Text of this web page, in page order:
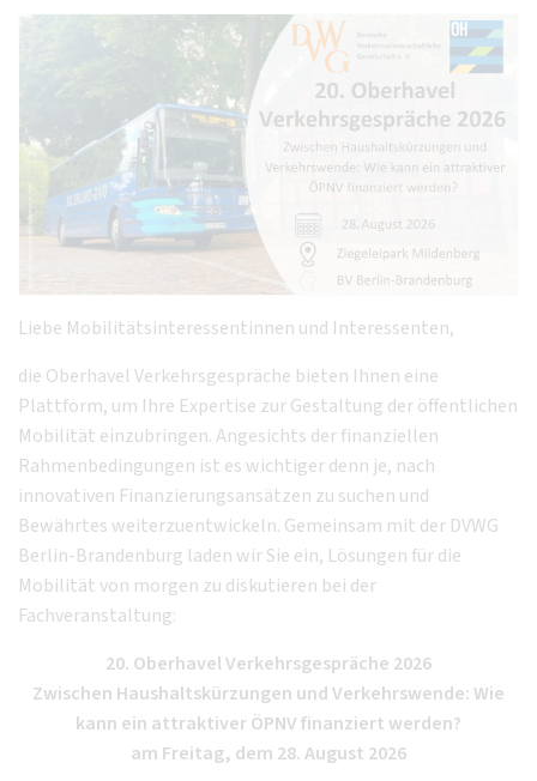
Liebe Mobilitätsinteressentinnen und Interessenten,
die Oberhavel Verkehrsgespräche bieten Ihnen eine
Plattform, um Ihre Expertise zur Gestaltung der öffentlichen
Mobilität einzubringen. Angesichts der finanziellen
Rahmenbedingungen ist es wichtiger denn je, nach
innovativen Finanzierungsansätzen zu suchen und
Bewährtes weiterzuentwickeln. Gemeinsam mit der DVWG
Berlin-Brandenburg laden wir Sie ein, Lösungen für die
Mobilität von morgen zu diskutieren bei der
Fachveranstaltung:
20. Oberhavel Verkehrsgespräche 2026
Zwischen Haushaltskürzungen und Verkehrswende: Wie
kann ein attraktiver ÖPNV finanziert werden?
am Freitag, dem 28. August 2026